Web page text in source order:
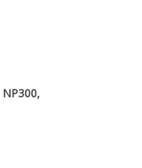
NP300,